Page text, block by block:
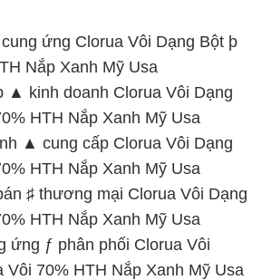
ứng Clorua Vôi Dạng Bột þ
Nắp Xanh Mỹ Usa
▲ kinh doanh Clorua Vôi Dạng
HTH Nắp Xanh Mỹ Usa
▲ cung cấp Clorua Vôi Dạng
HTH Nắp Xanh Mỹ Usa
♯ thương mại Clorua Vôi Dạng
HTH Nắp Xanh Mỹ Usa
ứng ƒ phân phối Clorua Vôi
Vôi 70% HTH Nắp Xanh Mỹ Usa